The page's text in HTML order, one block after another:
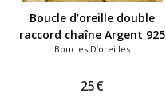
Boucle d’oreille double
raccord chaîne Argent 925
Boucles D’oreilles
25€